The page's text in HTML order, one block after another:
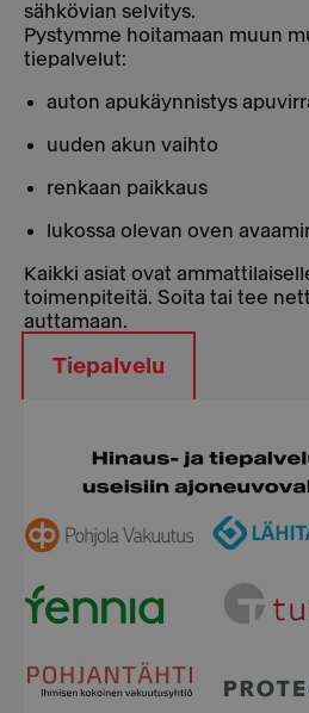
sähkövian selvitys.
Pystymme hoitamaan muun
tiepalvelut:
auton apukäynnistys
uuden akun vaihto
renkaan paikkaus
lukossa olevan oven
Kaikki asiat ovat
toimenpiteitä. Soita tai tee
auttamaan.
Tiepalvelu